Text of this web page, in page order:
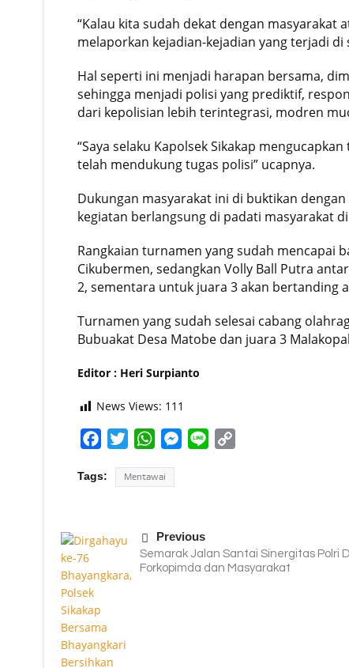
“Kalau kita sudah dekat dengan masyarakat
melaporkan kejadian-kejadian yang terjadi
Hal seperti ini menjadi harapan bersama,
sehingga menjadi polisi yang prediktif,
dari kepolisian lebih terintegrasi, modren
“Saya selaku Kapolsek Sikakap
telah mendukung tugas polisi” ucapnya.
Dukungan masyarakat ini di buktikan
kegiatan berlangsung di padati masyarakat
Rangkaian turnamen yang sudah mencapai
Cikubermen, sedangkan Volly Ball Putra
2, sementara untuk juara 3 akan bertanding
Turnamen yang sudah selesai cabang
Bubuakat Desa Matobe dan juara 3
Editor : Heri Surpianto
News Views: 111
FacebookTwitterWhatsAppMessenger
Line
Tags: Mentawai
Previous
Semarak Jalan Santai Sinergitas Polri
Forkopimda dan Masyarakat